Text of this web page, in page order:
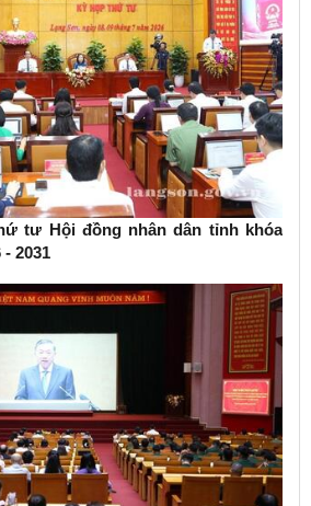
tư Hội đồng nhân dân tỉnh khóa
- 2031